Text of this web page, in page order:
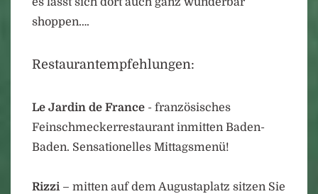
shoppen….
Restaurantempfehlungen:
Le Jardin de France - französisches
Feinschmeckerrestaurant inmitten Baden-
Baden. Sensationelles Mittagsmenü!
Rizzi – mitten auf dem Augustaplatz sitzen Sie